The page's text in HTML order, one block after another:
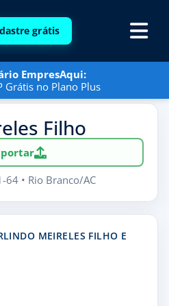
grátis
EmpresAqui:
Grátis no Plano Plus
Filho
64 • Rio Branco/AC
MEIRELES FILHO E